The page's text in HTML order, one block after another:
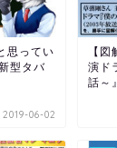
思ってい
型タバ
2019-06-02
【
演ド
話～』